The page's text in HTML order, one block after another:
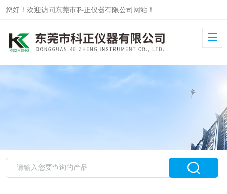
您好！欢迎访问东莞市科正仪器有限公司网站！